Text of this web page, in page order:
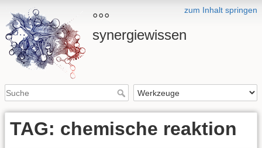
zum Inhalt springen
°°°
synergiewissen
TAG: chemische reaktion